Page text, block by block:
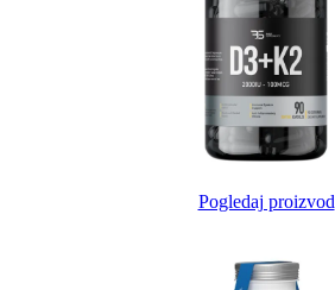
Pogledaj proizvod